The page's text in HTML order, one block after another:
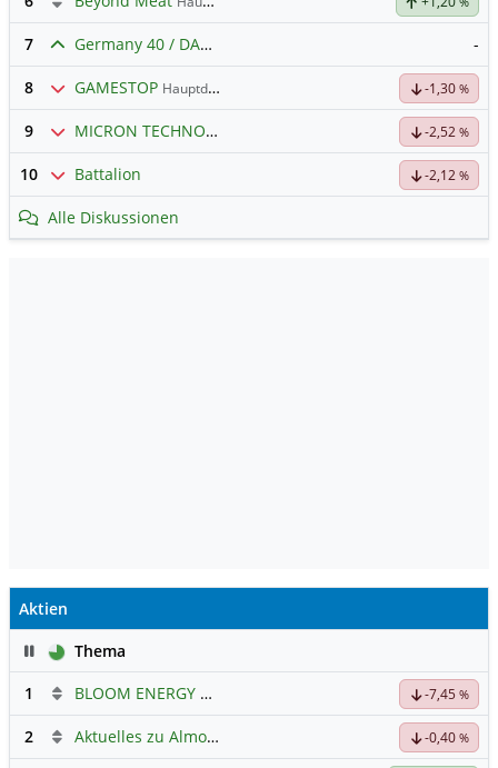
7 Germany 40 / DAX Prognose -
8 GAMESTOP Hauptdiskussion -1,30 %
9 MICRON TECHNOLOGY -2,52 %
10 Battalion -2,12 %
Alle Diskussionen
Aktien
PauseThema
1
BLOOM ENERGY A -7,45 %
2 Aktuelles zu Almonty Industries -0,40 %